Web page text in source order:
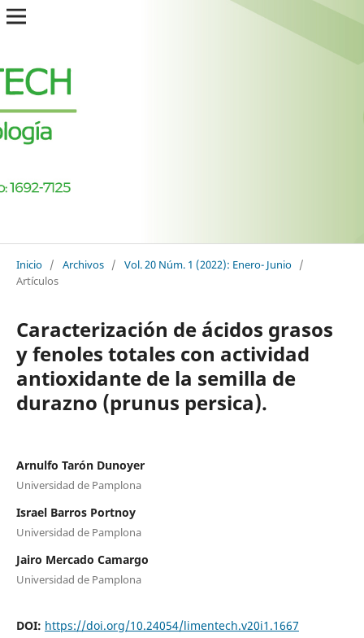
Inicio / Archivos / Vol. 20 Núm. 1 (2022): Enero- Junio /
Artículos
Caracterización de ácidos grasos
y fenoles totales con actividad
antioxidante de la semilla de
durazno (prunus persica).
Arnulfo Tarón Dunoyer
Universidad de Pamplona
Israel Barros Portnoy
Universidad de Pamplona
Jairo Mercado Camargo
Universidad de Pamplona
DOI: https://doi.org/10.24054/limentech.v20i1.1667